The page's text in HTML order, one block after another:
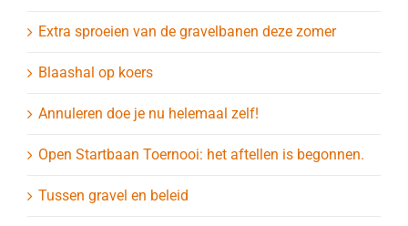
Extra sproeien van de gravelbanen deze zomer
Blaashal op koers
Annuleren doe je nu helemaal zelf!
Open Startbaan Toernooi: het aftellen is begonnen.
Tussen gravel en beleid